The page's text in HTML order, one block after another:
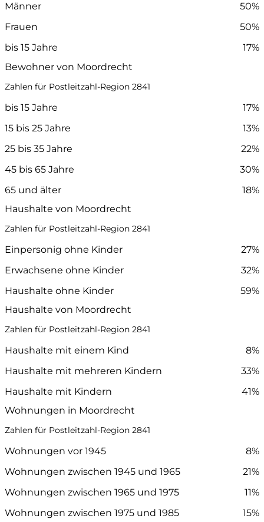
Männer
50%
Frauen
50%
bis 15 Jahre
17%
Bewohner von Moordrecht
Zahlen für Postleitzahl-Region 2841
bis 15 Jahre
17%
15 bis 25 Jahre
13%
25 bis 35 Jahre
22%
45 bis 65 Jahre
30%
65 und älter
18%
Haushalte von Moordrecht
Zahlen für Postleitzahl-Region 2841
Einpersonig ohne Kinder
27%
Erwachsene ohne Kinder
32%
Haushalte ohne Kinder
59%
Haushalte von Moordrecht
Zahlen für Postleitzahl-Region 2841
Haushalte mit einem Kind
8%
Haushalte mit mehreren Kindern
33%
Haushalte mit Kindern
41%
Wohnungen in Moordrecht
Zahlen für Postleitzahl-Region 2841
Wohnungen vor 1945
8%
Wohnungen zwischen 1945 und 1965
21%
Wohnungen zwischen 1965 und 1975
11%
Wohnungen zwischen 1975 und 1985
15%